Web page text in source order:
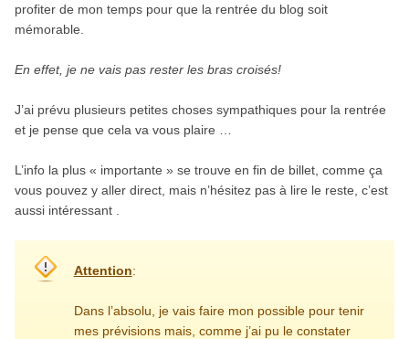
profiter de mon temps pour que la rentrée du blog soit
mémorable.
En effet, je ne vais pas rester les bras croisés!
J’ai prévu plusieurs petites choses sympathiques pour la rentrée
et je pense que cela va vous plaire …
L’info la plus « importante » se trouve en fin de billet, comme ça
vous pouvez y aller direct, mais n’hésitez pas à lire le reste, c’est
aussi intéressant .
Attention:
Dans l’absolu, je vais faire mon possible pour tenir
mes prévisions mais, comme j’ai pu le constater